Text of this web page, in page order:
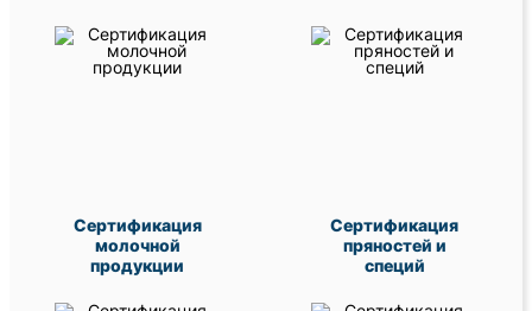
Сертификация
молочной
продукции
Сертификация
пряностей и
специй